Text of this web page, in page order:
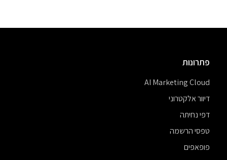
פתרונות
AI Marketing Cloud
דיוור אלקטרוני
דפי נחיתה
טפסי הרשמה
פופאפים